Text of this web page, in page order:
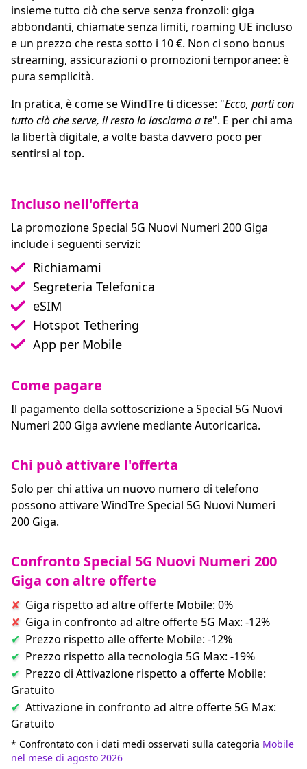
insieme tutto ciò che serve senza fronzoli: giga
abbondanti, chiamate senza limiti, roaming UE incluso
e un prezzo che resta sotto i 10 €. Non ci sono bonus
streaming, assicurazioni o promozioni temporanee: è
pura semplicità.
In pratica, è come se WindTre ti dicesse: "Ecco, parti con
tutto ciò che serve, il resto lo lasciamo a te". E per chi ama
la libertà digitale, a volte basta davvero poco per
sentirsi al top.
Incluso nell'offerta
La promozione Special 5G Nuovi Numeri 200 Giga
include i seguenti servizi:
Richiamami
Segreteria Telefonica
eSIM
Hotspot Tethering
App per Mobile
Come pagare
Il pagamento della sottoscrizione a Special 5G Nuovi
Numeri 200 Giga avviene mediante Autoricarica.
Chi può attivare l'offerta
Solo per chi attiva un nuovo numero di telefono
possono attivare WindTre Special 5G Nuovi Numeri
200 Giga.
Confronto Special 5G Nuovi Numeri 200
Giga con altre offerte
Giga rispetto ad altre offerte Mobile: 0%
Giga in confronto ad altre offerte 5G Max: -12%
Prezzo rispetto alle offerte Mobile: -12%
Prezzo rispetto alla tecnologia 5G Max: -19%
Prezzo di Attivazione rispetto a offerte Mobile:
Gratuito
Attivazione in confronto ad altre offerte 5G Max:
Gratuito
* Confrontato con i dati medi osservati sulla categoria Mobile
nel mese di agosto 2026